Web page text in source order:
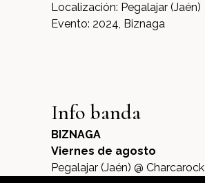
Localización: Pegalajar (Jaén)
Evento: 2024, Biznaga
Info banda
BIZNAGA
Viernes de agosto
Pegalajar (Jaén) @ Charcarock